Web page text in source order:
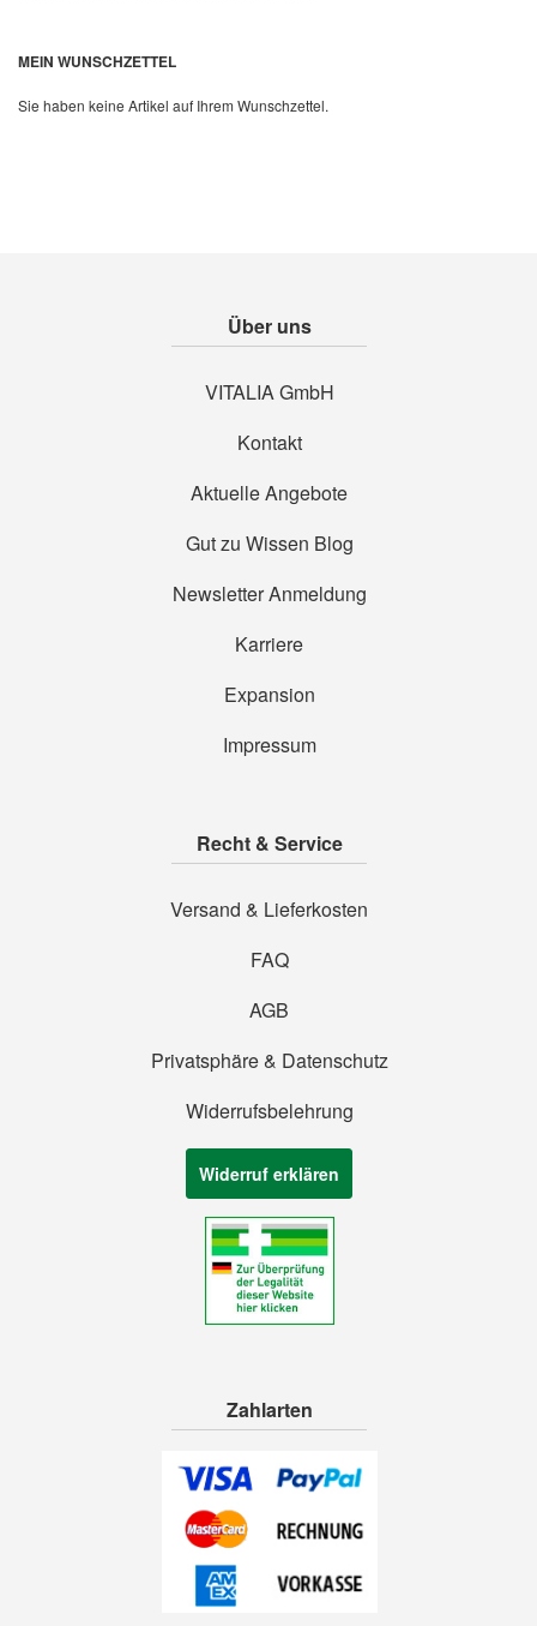
Quickview
MEIN WUNSCHZETTEL
Sie haben keine Artikel auf Ihrem Wunschzettel.
Über uns
VITALIA GmbH
Kontakt
Aktuelle Angebote
Gut zu Wissen Blog
Newsletter Anmeldung
Karriere
Expansion
Impressum
Recht & Service
Versand & Lieferkosten
FAQ
AGB
Privatsphäre & Datenschutz
Widerrufsbelehrung
Widerruf erklären
Zahlarten